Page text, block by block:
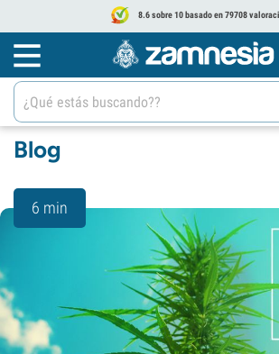
8.6 sobre 10 basado en 79708
Blog
6 min